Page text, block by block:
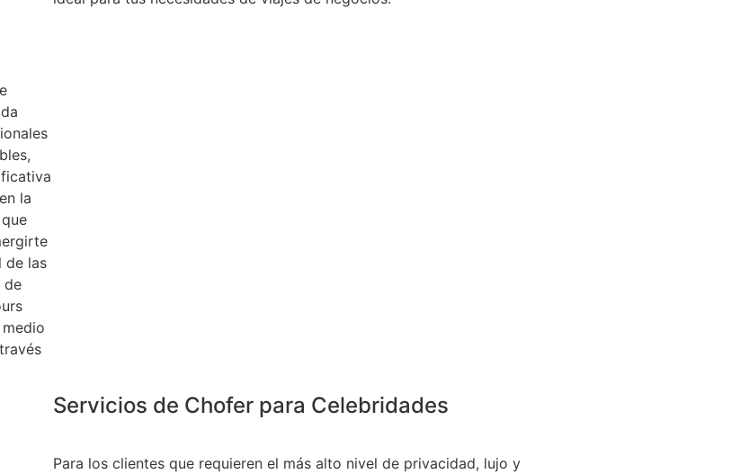
la
de las
de
Servicios de Chofer para Celebridades
Para los clientes que requieren el más alto nivel de privacidad, lujo y